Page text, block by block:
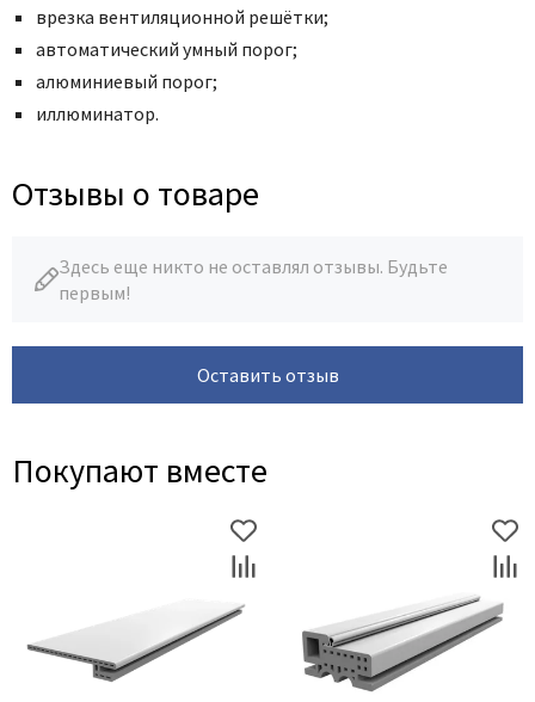
врезка вентиляционной решётки;
автоматический умный порог;
алюминиевый порог;
иллюминатор.
Отзывы о товаре
Здесь еще никто не оставлял отзывы. Будьте
первым!
Оставить отзыв
Покупают вместе